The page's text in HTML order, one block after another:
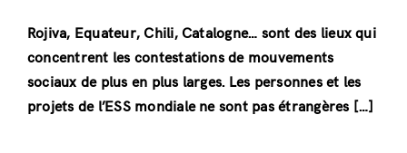
Rojiva, Equateur, Chili, Catalogne… sont des lieux qui
concentrent les contestations de mouvements
sociaux de plus en plus larges. Les personnes et les
projets de l’ESS mondiale ne sont pas étrangères […]